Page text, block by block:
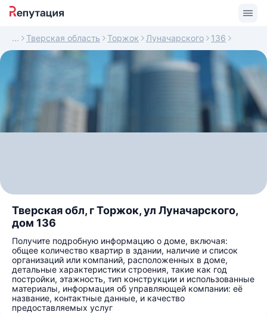
Тверская область Торжок Луначарского 136
Тверская обл, г Торжок, ул Луначарского,
дом 136
Получите подробную информацию о доме, включая:
общее количество квартир в здании, наличие и список
организаций или компаний, расположенных в доме,
детальные характеристики строения, такие как год
постройки, этажность, тип конструкции и использованные
материалы, информация об управляющей компании: её
название, контактные данные, и качество
предоставляемых услуг